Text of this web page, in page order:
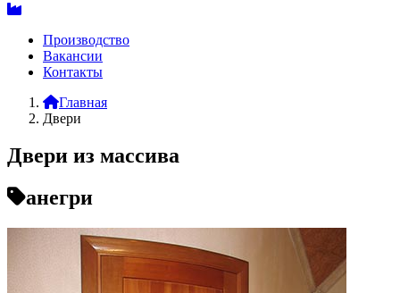
Производство
Вакансии
Контакты
Главная
Двери
Двери из массива
анегри